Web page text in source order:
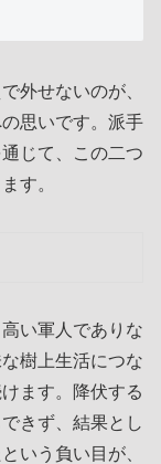
外せないのが、
思いです。派手
じて、この二つ
す。
い軍人でありな
樹上生活につな
ます。降伏する
きず、結果とし
いう負い目が、